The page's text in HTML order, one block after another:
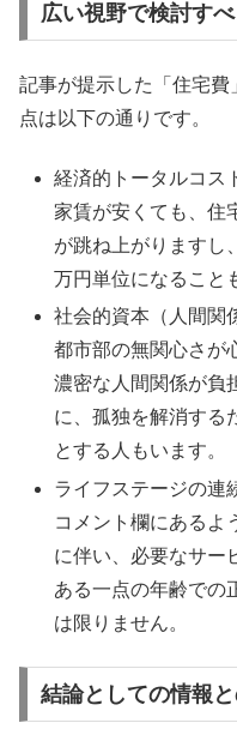
広い視野で検討す
記事が提示した「住宅費
点は以下の通りです。
経済的トータルコス
家賃が安くても、住
が跳ね上がりますし
万円単位になること
社会的資本（人間関
都市部の無関心さが
濃密な人間関係が負
に、孤独を解消する
とする人もいます。
ライフステージの連
コメント欄にあるよ
に伴い、必要なサー
ある一点の年齢での
は限りません。
結論としての情報